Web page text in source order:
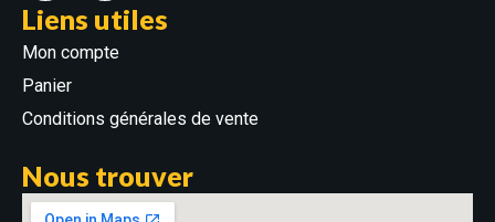
Liens utiles
Mon compte
Panier
Conditions générales de vente
Nous trouver